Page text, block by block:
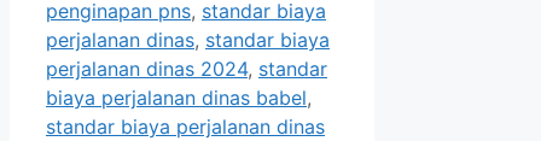
penginapan pns, standar biaya
perjalanan dinas, standar biaya
perjalanan dinas 2024, standar
biaya perjalanan dinas babel,
standar biaya perjalanan dinas